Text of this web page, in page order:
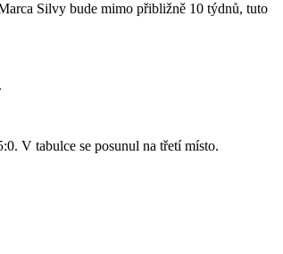
Silvy bude mimo přibližně 10 týdnů, tuto
V tabulce se posunul na třetí místo.